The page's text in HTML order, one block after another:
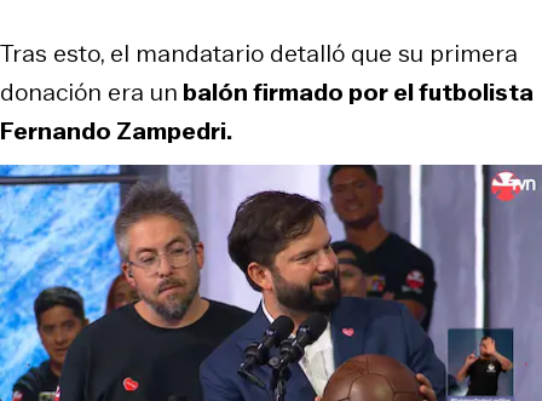
Tras esto, el mandatario detalló que su primera
donación era un balón firmado por el futbolista
Fernando Zampedri.